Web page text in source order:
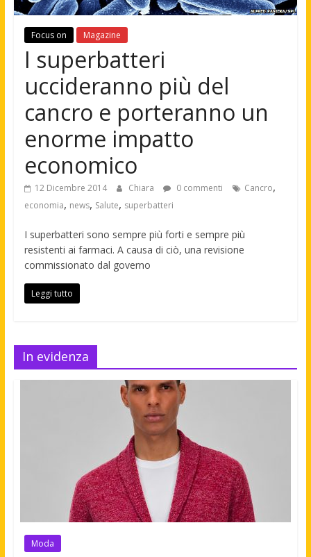
Focus on Magazine
I superbatteri
uccideranno più del
cancro e porteranno un
enorme impatto
economico
12 Dicembre 2014 Chiara 0 commenti Cancro,
economia, news, Salute, superbatteri
I superbatteri sono sempre più forti e sempre più
resistenti ai farmaci. A causa di ciò, una revisione
commissionato dal governo
Leggi tutto
In evidenza
Moda